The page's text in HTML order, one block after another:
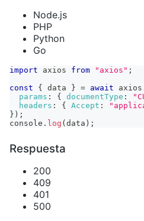
Node.js
PHP
Python
Go
import axios from "axios" ;
const
{ data } = await axios
params : { documentType :
headers : { Accept :
} ) ;
console . log ( data ) ;
Respuesta
200
409
401
500